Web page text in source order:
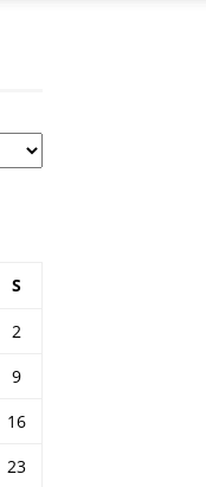
S
2
9
16
23